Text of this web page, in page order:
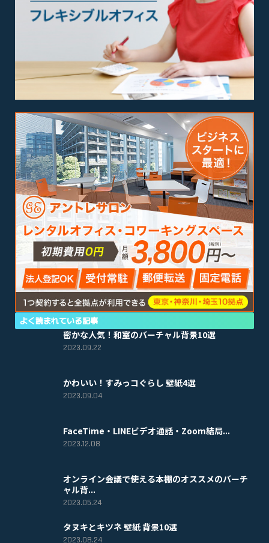
よく読まれている記事
密かな人気！和室のバーチャル背景10選
2023.09.22
かわいい！すみっコぐらし 壁紙4選
2023.09.04
FaceTime・LINEビデオ通話・Zoom結局...
2023.12.08
オンライン会議で使える本棚のオススメのバーチ
ャル背...
2023.05.24
タヌキとキツネ 壁紙 背景10選
2023.08.24